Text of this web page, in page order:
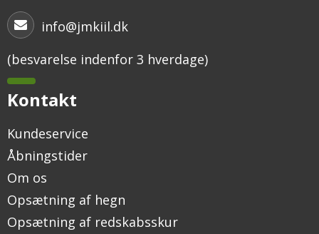
info@jmkiil.dk
(besvarelse indenfor 3 hverdage)
Kontakt
Kundeservice
Åbningstider
Om os
Opsætning af hegn
Opsætning af redskabsskur